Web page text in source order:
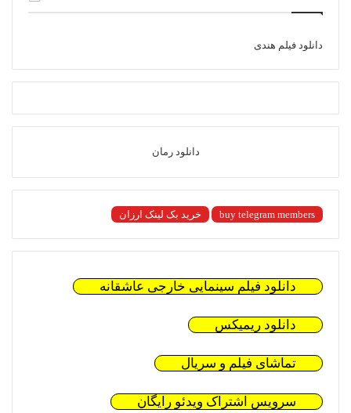
دانلود فیلم هندی
دانلود رمان
buy telegram members خرید بک لینک ارزان
دانلود فیلم سینمایی خارجی عاشقانه
دانلود ریمیکس
تماشای فیلم و سریال
سرویس اشتراک ویدئو رایگان